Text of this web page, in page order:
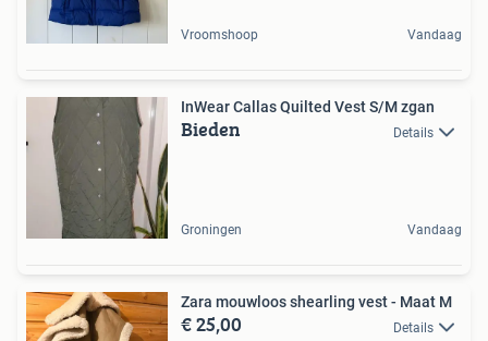
Vroomshoop Vandaag
InWear Callas Quilted Vest S/M zgan
Bieden Details
Groningen Vandaag
Zara mouwloos shearling vest - Maat M
€ 25,00 Details